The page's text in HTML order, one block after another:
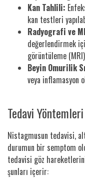
Kan Tahlili:
kan testleri
Radyografi ve
değerlendirmek
görüntüleme
Beyin Omurilik
veya inflamasyon
Tedavi Yöntemleri
Nistagmusun tedavisi,
durumun bir semptom
tedavisi göz
şunları içerir: